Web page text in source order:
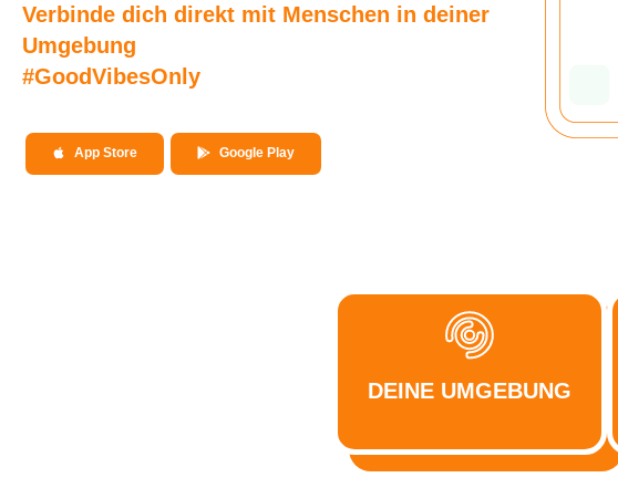
Verbinde dich direkt mit Menschen in deiner
Umgebung
#GoodVibesOnly
App Store Google Play
DEINE UMGEBUNG